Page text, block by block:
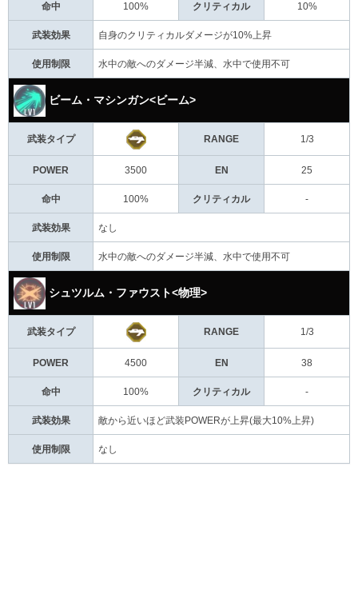
命中 100% クリティカル 10%
武装効果 自身のクリティカルダメージが10%上昇
使用制限 水中の敵へのダメージ半減、水中で使用不可
ビーム・マシンガン<ビーム>
武装タイプ RANGE 1/3
POWER 3500 EN 25
命中 100% クリティカル -
武装効果 なし
使用制限 水中の敵へのダメージ半減、水中で使用不可
シュツルム・ファウスト<物理>
武装タイプ RANGE 1/3
POWER 4500 EN 38
命中 100% クリティカル -
武装効果 敵から近いほど武装POWERが上昇(最大10%上昇)
使用制限 なし